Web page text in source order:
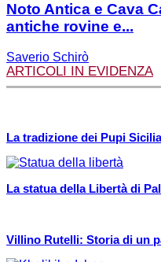
Noto Antica e Cava
antiche rovine e...
Saverio Schirò
ARTICOLI IN EVIDENZA
La tradizione dei Pupi
La statua della Libertà di
Villino Rutelli: Storia di un